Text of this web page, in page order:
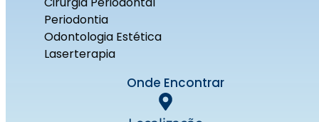
Periodontia
Odontologia Estética
Laserterapia
Onde Encontrar